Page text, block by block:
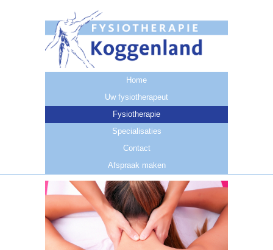
Home
Uw fysiotherapeut
Fysiotherapie
Specialisaties
Contact
Afspraak maken